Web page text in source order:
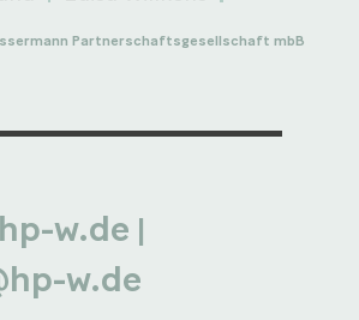
Partnerschaftsgesellschaft mbB
w.de |
w.de